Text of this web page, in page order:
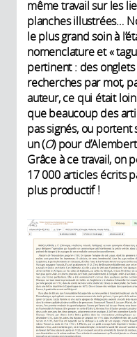
même travail sur les
planches illustrées…
le plus grand soin à
nomenclature et «
pertinent : des
recherches par mot,
auteur, ce qui était
que beaucoup des
pas signés, ou
un (O) pour
Grâce à ce travail, on
17 000 articles écrits
plus productif !